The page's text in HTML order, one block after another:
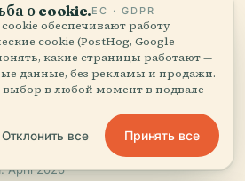
показано.
редакцией Audiala по
архитектурным архивам
April 2026
о cookie.ЕС · GDPR
обеспечивают работу
cookie (PostHog, Google
какие страницы работают —
данные, без рекламы и продажи.
в любой момент в подвале
Отклонить все Принять все